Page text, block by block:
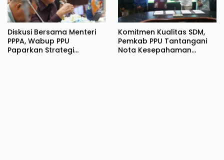
Diskusi Bersama Menteri
PPPA, Wabup PPU
Paparkan Strategi
Komitmen Kualitas SDM,
Pemkab PPU Tantangani
Nota Kesepahaman